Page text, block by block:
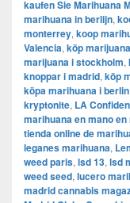
kaufen Sie Marihuana
marihuana in berlijn,
monterrey, koop
Valencia, köp
marijuana i stockholm,
knoppar i madrid, köp
köpa marihuana i berlin
kryptonite, LA
marihuana en mano
tienda online de
leganes marihuana,
weed paris, lsd 13, lsd
weed seed, lucero
madrid cannabis